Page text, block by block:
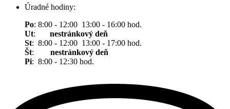
Úradné hodiny:
Po: 8:00 - 12:00 13:00 - 16:00 hod.
Ut:
nestránkový deň
St: 8:00 - 12:00 13:00 - 17:00 hod.
Št: nestránkový deň
Pi: 8:00 - 12:30 hod.